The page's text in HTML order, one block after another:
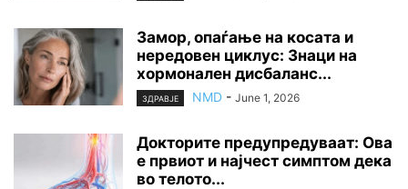
Замор, опаѓање на косата и
нередовен циклус: Знаци на
хормонален дисбаланс...
ЗДРАВЈЕ NMD - June 1, 2026
Докторите предупредуваат: Ова
е првиот и најчест симптом дека
во телото...